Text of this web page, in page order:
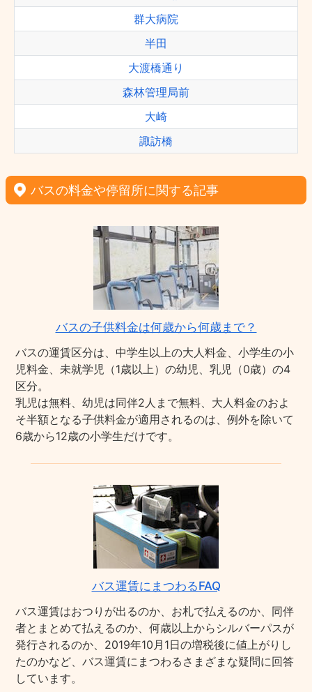
群大病院
半田
大渡橋通り
森林管理局前
大崎
諏訪橋
バスの料金や停留所に関する記事
バスの子供料金は何歳から何歳まで？
バスの運賃区分は、中学生以上の大人料金、小学生の小
児料金、未就学児（1歳以上）の幼児、乳児（0歳）の4
区分。
乳児は無料、幼児は同伴2人まで無料、大人料金のおよ
そ半額となる子供料金が適用されるのは、例外を除いて
6歳から12歳の小学生だけです。
バス運賃にまつわるFAQ
バス運賃はおつりが出るのか、お札で払えるのか、同伴
者とまとめて払えるのか、何歳以上からシルバーパスが
発行されるのか、2019年10月1日の増税後に値上がりし
たのかなど、バス運賃にまつわるさまざまな疑問に回答
しています。